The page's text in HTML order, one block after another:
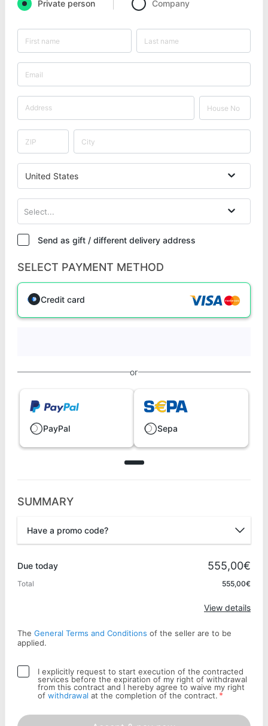
Private person Company
United States
Select...
Send as gift / different delivery address
SELECT PAYMENT METHOD
Credit card
or
PayPal Sepa
SUMMARY
Have a promo code?
Due today 555,00€
Total 555,00€
View details
The General Terms and Conditions of the seller are to be
applied.
I explicitly request to start execution of the contracted
services before the expiration of my right of withdrawal
from this contract and I hereby agree to waive my right
of withdrawal at the completion of the contract. *